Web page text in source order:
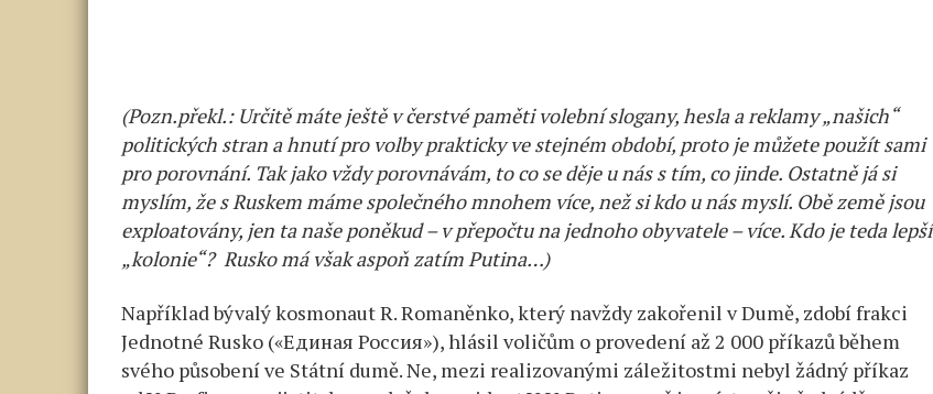
(Pozn.překl.: Určitě máte ještě v čerstvé paměti volební slogany, hesla a reklamy „našich“
politických stran a hnutí pro volby prakticky ve stejném období, proto je můžete použít sami
pro porovnání. Tak jako vždy porovnávám, to co se děje u nás s tím, co jinde. Ostatně já si
myslím, že s Ruskem máme společného mnohem více, než si kdo u nás myslí. Obě země jsou
exploatovány, jen ta naše poněkud – v přepočtu na jednoho obyvatele – více. Kdo je teda lepší
„kolonie“? Rusko má však aspoň zatím Putina…)
Například bývalý kosmonaut R. Romaněnko, který navždy zakořenil v Dumě, zdobí frakci
Jednotné Rusko («Единая Россия»), hlásil voličům o provedení až 2 000 příkazů během
svého působení ve Státní dumě. Ne, mezi realizovanými záležitostmi nebyl žádný příkaz